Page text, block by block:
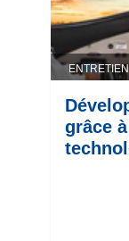
ENTRETIEN
grâce